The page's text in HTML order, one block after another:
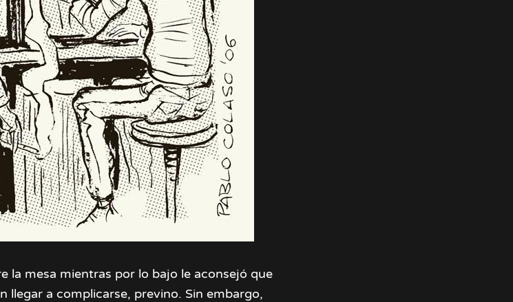
la mesa mientras por lo bajo le aconsejó que
llegar a complicarse, previno. Sin embargo,